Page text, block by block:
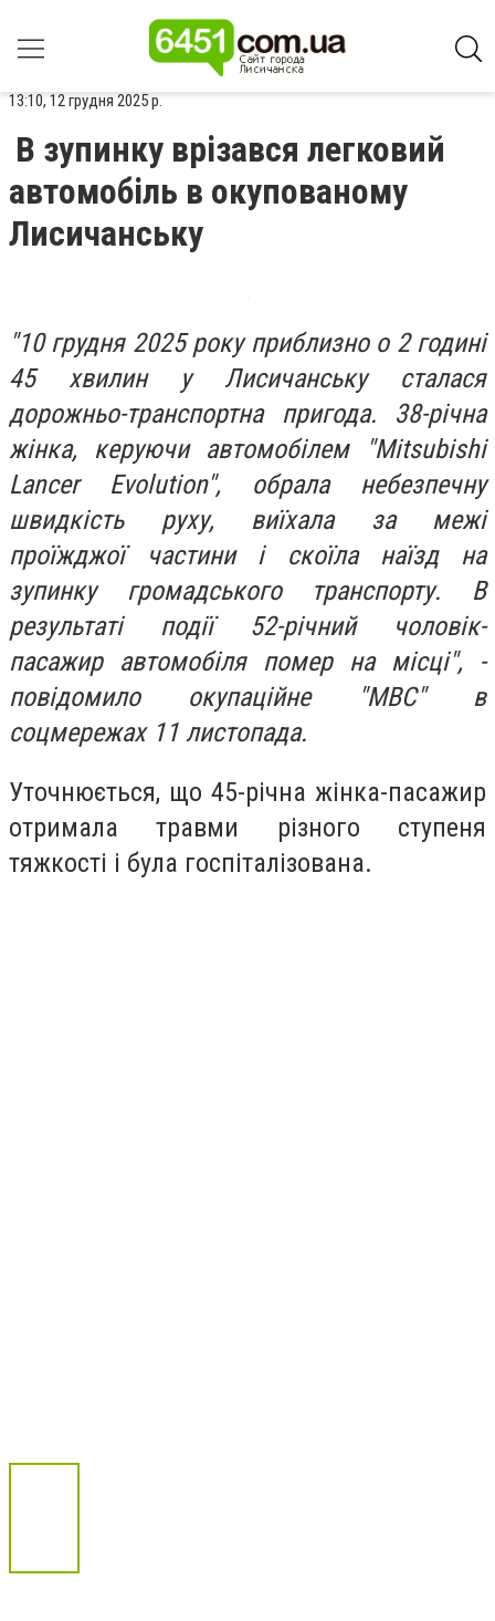
13:10, 12 грудня 2025 р.
В зупинку врізався легковий
автомобіль в окупованому
Лисичанську
"10 грудня 2025 року приблизно о 2 годині
45 хвилин у Лисичанську сталася
дорожньо-транспортна пригода. 38-річна
жінка, керуючи автомобілем "Mitsubishi
Lancer Evolution", обрала небезпечну
швидкість руху, виїхала за межі
проїжджої частини і скоїла наїзд на
зупинку громадського транспорту. В
результаті події 52-річний чоловік-
пасажир автомобіля помер на місці", -
повідомило окупаційне "МВС" в
соцмережах 11 листопада.
Уточнюється, що 45-річна жінка-пасажир
отримала травми різного ступеня
тяжкості і була госпіталізована.